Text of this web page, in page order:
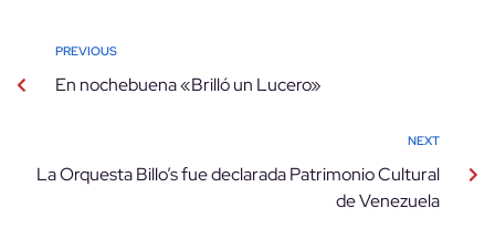
PREVIOUS
En nochebuena «Brilló un Lucero»
NEXT
La Orquesta Billo’s fue declarada Patrimonio Cultural
de Venezuela